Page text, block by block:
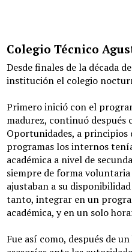
Colegio Técnico
Desde finales de la década
institución el colegio
Primero inició con el
madurez, continuó después
Oportunidades, a principios
programas los internos
académica a nivel de
siempre de forma voluntaria
ajustaban a su
tanto, integrar en un
académica, y en un solo
Fue así como, después de